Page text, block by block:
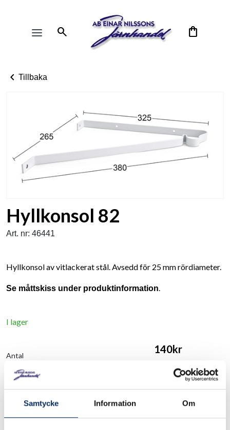
Samtycke Information Om
search shopping_bag
chevron_left Tillbaka
Hyllkonsol 82
Art. nr: 46441
Hyllkonsol av vitlackerat stål. Avsedd för 25 mm rördiameter.
Se måttskiss under produktinformation
I lager
Antal
remove
140kr
Lägg i varukorg
Produktinformation expand_more